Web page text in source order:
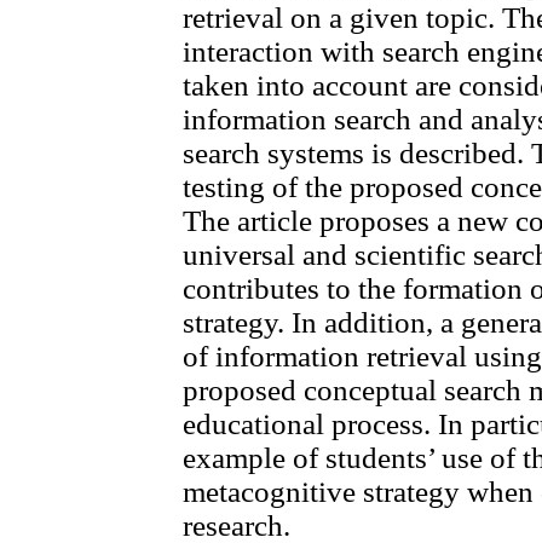
retrieval on a given topic.
interaction with search
taken into account are
information search and
search systems is
testing of the proposed
The article proposes a new
universal and scientific
contributes to the formation
strategy. In addition, a
of information retrieval
proposed conceptual search
educational process. In
example of students’ use of
metacognitive strategy
research.